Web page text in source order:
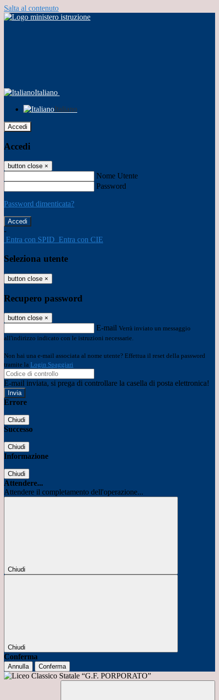
Salta al contenuto
Italiano
Italiano
Accedi
Accedi
button close ×
Nome Utente
Password
Password dimenticata?
-
Entra con SPID Entra con CIE
Seleziona utente
button close ×
Recupero password
button close ×
E-mail Verrà inviato un messaggio
all'indirizzo indicato con le istruzioni necessarie.
Non hai una e-mail associata al nome utente? Effettua il reset della password
tramite la Login Spaggiari
E-mail inviata, si prega di controllare la casella di posta elettronica!
Errore
Chiudi
Successo
Chiudi
Informazione
Chiudi
Attendere...
Attendere il completamento dell'operazione...
Chiudi
Chiudi
Conferma
Annulla Conferma